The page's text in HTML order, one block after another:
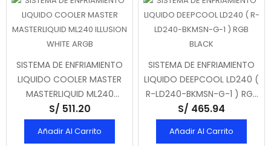
SISTEMA DE ENFRIAMIENTO
LIQUIDO COOLER MASTER
MASTERLIQUID ML240
ILLUSION WHITE ARGB
S/ 511.20
Añadir Al Carrito
SISTEMA DE ENFRIAMIENTO
LIQUIDO DEEPCOOL LD240 (
R-LD240-BKMSN-G-1 ) RGB
BLACK
S/ 465.94
Añadir Al Carrito